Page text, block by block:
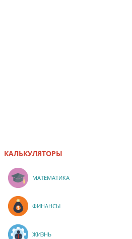
КАЛЬКУЛЯТОРЫ
МАТЕМАТИКА
ФИНАНСЫ
ЖИЗНЬ